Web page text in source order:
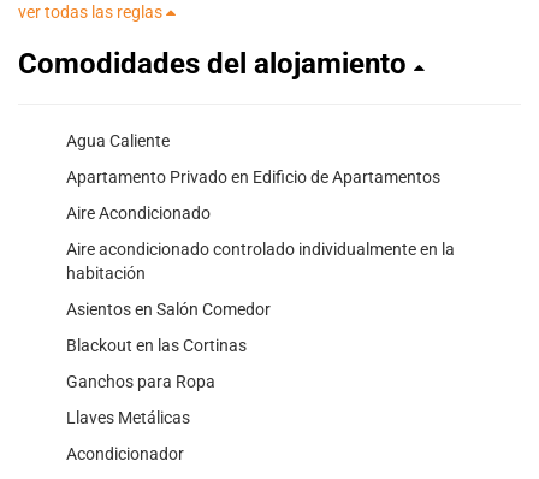
ver todas las reglas
Comodidades del alojamiento
Agua Caliente
Apartamento Privado en Edificio de Apartamentos
Aire Acondicionado
Aire acondicionado controlado individualmente en la
habitación
Asientos en Salón Comedor
Blackout en las Cortinas
Ganchos para Ropa
Llaves Metálicas
Acondicionador